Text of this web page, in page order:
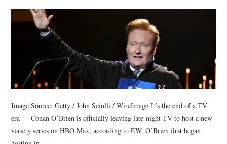
Image Source: Getty / John Sciulli / WireImage It’s the end of a TV
era — Conan O’Brien is officially leaving late-night TV to host a new
variety series on HBO Max, according to EW. O’Brien first began